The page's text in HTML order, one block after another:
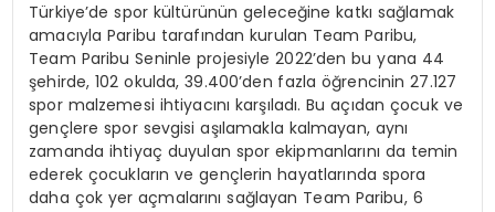
Türkiye’de spor kültürünün geleceğine katkı sağlamak
amacıyla Paribu tarafından kurulan Team Paribu,
Team Paribu Seninle projesiyle 2022’den bu yana 44
şehirde, 102 okulda, 39.400’den fazla öğrencinin 27.127
spor malzemesi ihtiyacını karşıladı. Bu açıdan çocuk ve
gençlere spor sevgisi aşılamakla kalmayan, aynı
zamanda ihtiyaç duyulan spor ekipmanlarını da temin
ederek çocukların ve gençlerin hayatlarında spora
daha çok yer açmalarını sağlayan Team Paribu, 6